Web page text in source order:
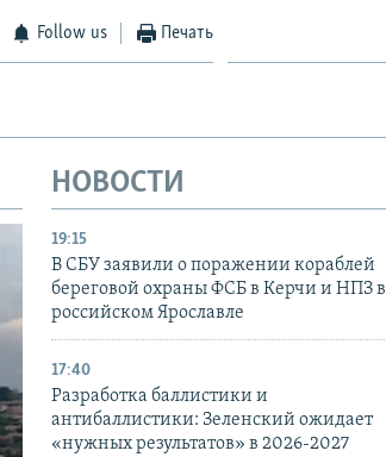
Follow us Печать
НОВОСТИ
19:15
В СБУ заявили о поражении кораблей
береговой охраны ФСБ в Керчи и НПЗ в
российском Ярославле
17:40
Разработка баллистики и
антибаллистики: Зеленский ожидает
«нужных результатов» в 2026-2027